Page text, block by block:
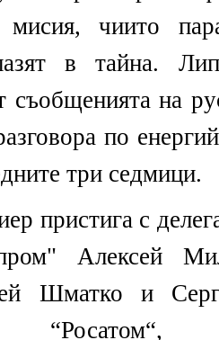
мисия, чиито
в тайна.
съобщенията на
по
три седмици.
пристига с
Алексей
Шматко и